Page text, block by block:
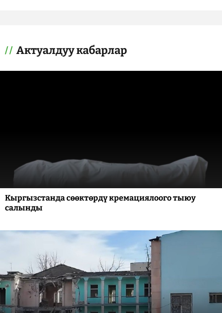
Актуалдуу кабарлар
Кыргызстанда сөөктөрдү кремациялоого тыюу
салынды